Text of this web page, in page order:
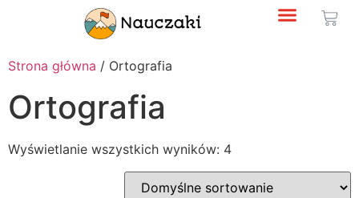
Strona główna / Ortografia
Ortografia
Wyświetlanie wszystkich wyników: 4